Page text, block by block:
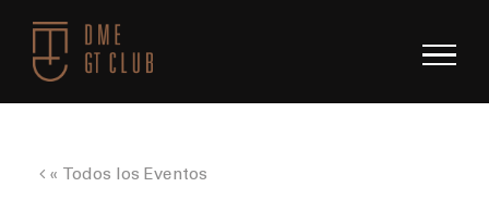
contenido
« Todos los Eventos